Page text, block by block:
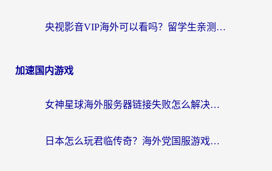
央视影音VIP海外可以看吗？留学生亲测有效的回国加速器选择指南
加速国内游戏
女神星球海外服务器链接失败怎么解决？海外党国服游戏加速避坑指南
日本怎么玩君临传奇？海外党国服游戏加速避坑指南（附菲律宾欧洲玩家实测）